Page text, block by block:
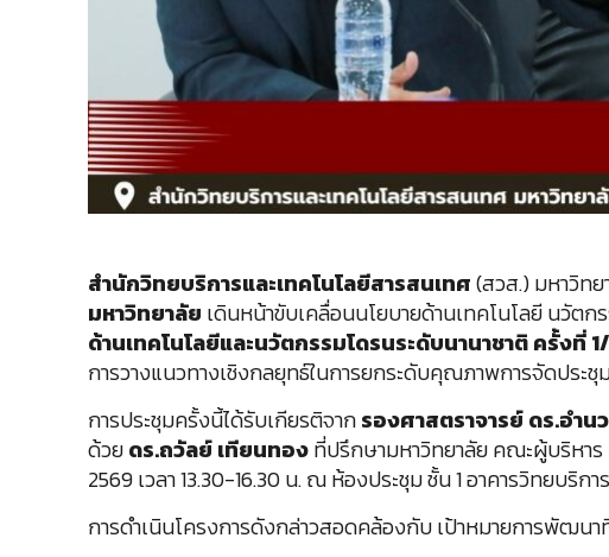
สำนักวิทยบริการและเทคโนโลยีสารสนเทศ(สวส.) มหาวิท
มหาวิทยาลัย เดินหน้าขับเคลื่อนนโยบายด้านเทคโนโลยี นวัต
ด้านเทคโนโลยีและนวัตกรรมโดรนระดับนานาชาติ ครั้งที่
การวางแนวทางเชิงกลยุทธ์ในการยกระดับคุณภาพการจัดประชุ
การประชุมครั้งนี้ได้รับเกียรติจากรองศาสตราจารย์ ดร.อำน
ด้วยดร.ถวัลย์ เทียนทองที่ปรึกษามหาวิทยาลัย คณะผู้บริหา
2569 เวลา 13.30-16.30 น. ณ ห้องประชุม ชั้น 1 อาคารวิทยบริ
การดำเนินโครงการดังกล่าวสอดคล้องกับ เป้าหมายการพัฒน